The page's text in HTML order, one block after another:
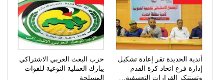
أندية الحديدة تقر إعادة تشكيل
إدارة فرع اتحاد كرة القدم
وتستنكر القرارات التعسفية…
حزب البعث العربي الاشتراكي
يبارك العملية النوعية للقوات
المسلحة